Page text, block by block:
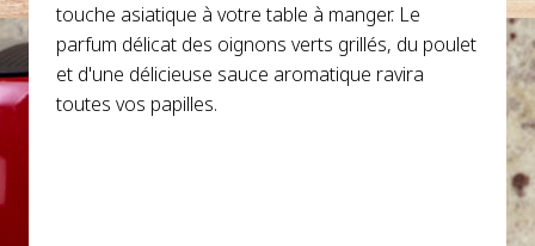
touche asiatique à votre table à manger. Le
parfum délicat des oignons verts grillés, du poulet
et d'une délicieuse sauce aromatique ravira
toutes vos papilles.